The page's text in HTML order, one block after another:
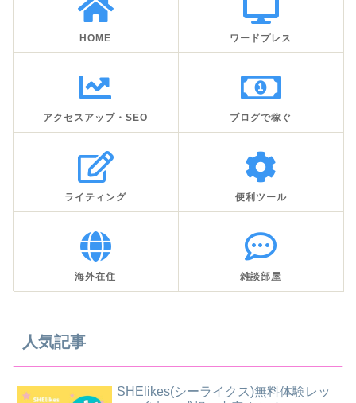
HOME ワードプレス
アクセスアップ・SEO ブログで稼ぐ
ライティング 便利ツール
海外在住 雑談部屋
人気記事
SHElikes(シーライクス)無料体験レッ